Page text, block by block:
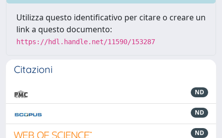
Utilizza questo identificativo per citare o creare un
link a questo documento:
https://hdl.handle.net/11590/153287
Citazioni
ND
ND
ND